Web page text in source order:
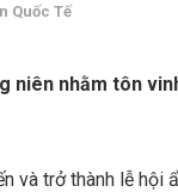
Quốc Tế
niên nhằm tôn
và trở thành lễ